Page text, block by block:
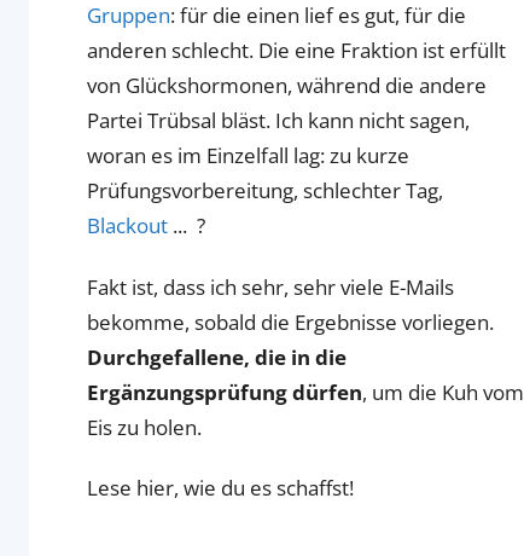
Gruppen: für die einen lief es gut, für die
anderen schlecht. Die eine Fraktion ist erfüllt
von Glückshormonen, während die andere
Partei Trübsal bläst. Ich kann nicht sagen,
woran es im Einzelfall lag: zu kurze
Prüfungsvorbereitung, schlechter Tag,
Blackout ... ?
Fakt ist, dass ich sehr, sehr viele E-Mails
bekomme, sobald die Ergebnisse vorliegen.
Durchgefallene, die in die
Ergänzungsprüfung dürfen, um die Kuh vom
Eis zu holen.
Lese hier, wie du es schaffst!